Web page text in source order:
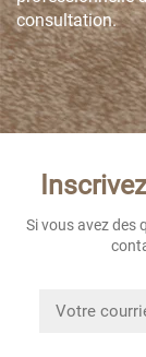
consultation.
Si vous avez des